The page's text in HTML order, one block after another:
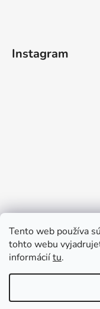
Tento web používa
tohto webu
informáciítu.
Instagram